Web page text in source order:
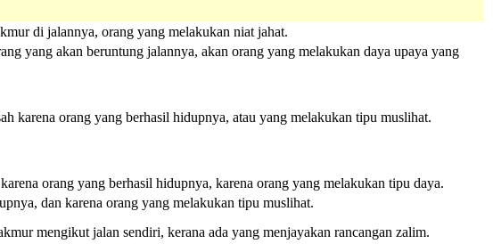
di jalannya, orang yang melakukan niat jahat.
yang akan beruntung jalannya, akan orang yang melakukan daya upaya yang
karena orang yang berhasil hidupnya, atau yang melakukan tipu muslihat.
orang yang berhasil hidupnya, karena orang yang melakukan tipu daya.
dan karena orang yang melakukan tipu muslihat.
mengikut jalan sendiri, kerana ada yang menjayakan rancangan zalim.